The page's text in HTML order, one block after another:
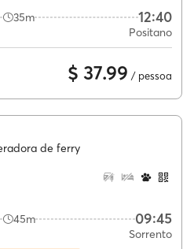
35m 12:40
Positano
$ 37.99 / pessoa
de ferry
45m 09:45
Sorrento